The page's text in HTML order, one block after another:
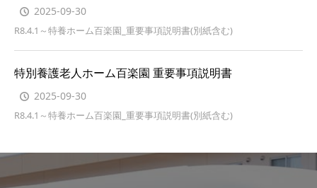
2025-09-30
R8.4.1～特養ホーム百楽園_重要事項説明書(別紙含む)
特別養護老人ホーム百楽園 重要事項説明書
2025-09-30
R8.4.1～特養ホーム百楽園_重要事項説明書(別紙含む)